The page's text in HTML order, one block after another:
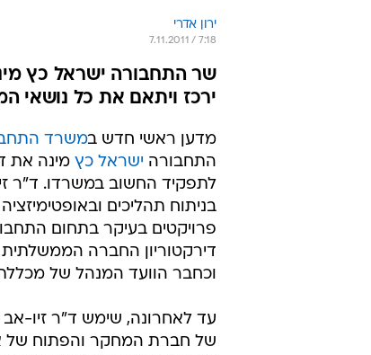
ירון אדרי
7.11.2011 / 7:18
שר התחבורה ישראל כץ
ירכז ויתאם את כל נושאי
מדען ראשי חדש במשרד
התחבורה ישראל כץ מינה את
לתפקיד החשוב במשרדו. ד"ר
בניתוח תהליכים
פרויקטים בעיקר בתחום
דירקטוריון החברה
וכחבר הוועד המנהל של
עד לאחרונה, שימש ד"ר זיו-אב
של חברת המחקר והפתוח של